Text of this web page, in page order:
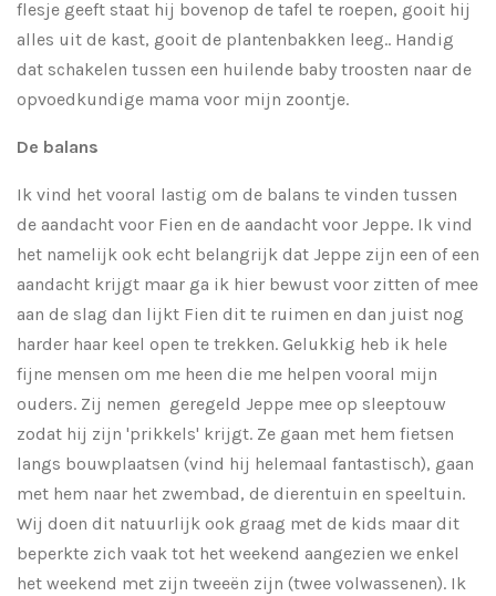
flesje geeft staat hij bovenop de tafel te roepen, gooit hij
alles uit de kast, gooit de plantenbakken leeg.. Handig
dat schakelen tussen een huilende baby troosten naar de
opvoedkundige mama voor mijn zoontje.
De balans
Ik vind het vooral lastig om de balans te vinden tussen
de aandacht voor Fien en de aandacht voor Jeppe. Ik vind
het namelijk ook echt belangrijk dat Jeppe zijn een of een
aandacht krijgt maar ga ik hier bewust voor zitten of mee
aan de slag dan lijkt Fien dit te ruimen en dan juist nog
harder haar keel open te trekken. Gelukkig heb ik hele
fijne mensen om me heen die me helpen vooral mijn
ouders. Zij nemen geregeld Jeppe mee op sleeptouw
zodat hij zijn 'prikkels' krijgt. Ze gaan met hem fietsen
langs bouwplaatsen (vind hij helemaal fantastisch), gaan
met hem naar het zwembad, de dierentuin en speeltuin.
Wij doen dit natuurlijk ook graag met de kids maar dit
beperkte zich vaak tot het weekend aangezien we enkel
het weekend met zijn tweeën zijn (twee volwassenen). Ik